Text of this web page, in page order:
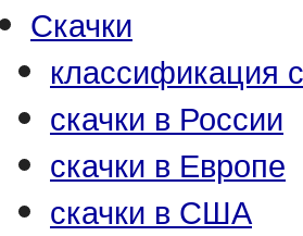
Скачки
классификация
скачки в России
скачки в Европе
скачки в США